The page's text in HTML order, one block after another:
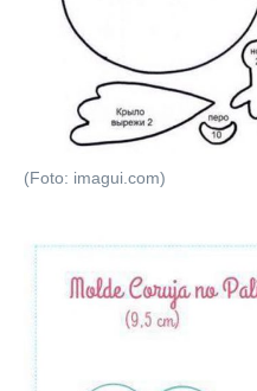
(Foto: imagui.com)